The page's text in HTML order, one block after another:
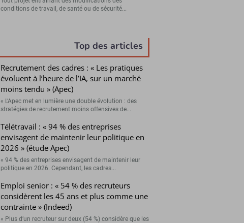
conditions de travail, de santé ou de sécurité...
Top des articles
Recrutement des cadres : « Les pratiques
évoluent à l’heure de l’IA, sur un marché
moins tendu » (Apec)
« L’Apec met en lumière une double évolution : des
stratégies de recrutement moins offensives de...
Télétravail : « 94 % des entreprises
envisagent de maintenir leur politique en
2026 » (étude Apec)
« 94 % des entreprises envisagent de maintenir leur
politique en 2026. Cependant, les cadres...
Emploi senior : « 54 % des recruteurs
considèrent les 45 ans et plus comme une
contrainte » (Indeed)
« Plus d’un recruteur sur deux (54 %) considère que les